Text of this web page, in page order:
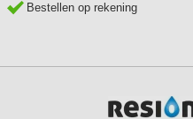
Bestellen op rekening